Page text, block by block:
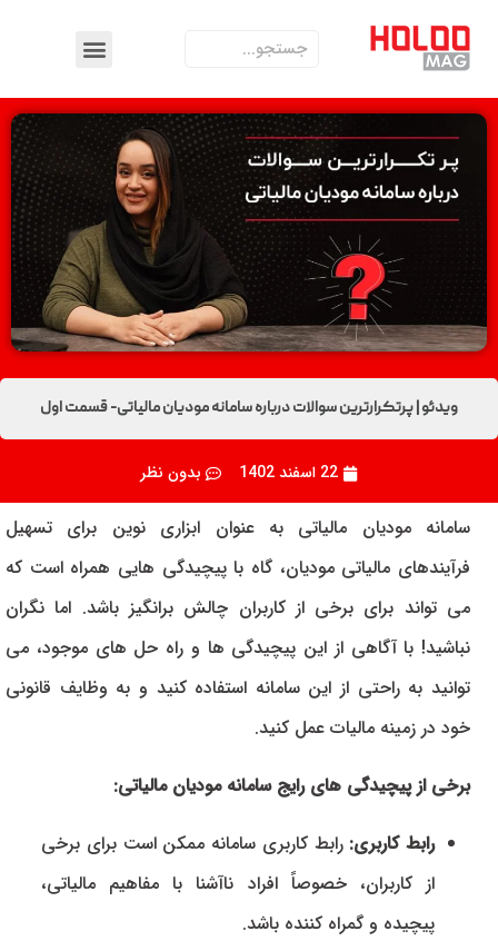
ویدئو | پرتکرارترین سوالات درباره سامانه مودیان مالیاتی- قسمت اول
22 اسفند 1402 بدون نظر
سامانه مودیان مالیاتی به عنوان ابزاری نوین برای تسهیل
فرآیندهای مالیاتی مودیان، گاه با پیچیدگی هایی همراه است که
می تواند برای برخی از کاربران چالش برانگیز باشد. اما نگران
نباشید! با آگاهی از این پیچیدگی ها و راه حل های موجود، می
توانید به راحتی از این سامانه استفاده کنید و به وظایف قانونی
خود در زمینه مالیات عمل کنید.
برخی از پیچیدگی های رایج سامانه مودیان مالیاتی:
رابط کاربری:رابط کاربری سامانه ممکن است برای برخی
از کاربران، خصوصاً افراد ناآشنا با مفاهیم مالیاتی،
پیچیده و گمراه کننده باشد.